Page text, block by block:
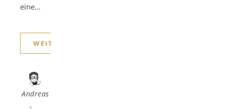
eine…
WEITERLESEN
Andreas